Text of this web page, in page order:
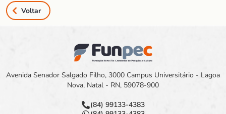
Voltar
Avenida Senador Salgado Filho, 3000 Campus Universitário - Lagoa
Nova, Natal - RN, 59078-900
(84) 99133-4383